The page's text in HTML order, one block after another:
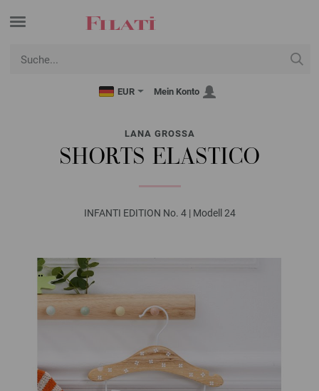
EUR Mein Konto
LANA GROSSA
SHORTS ELASTICO
INFANTI EDITION No. 4 | Modell 24